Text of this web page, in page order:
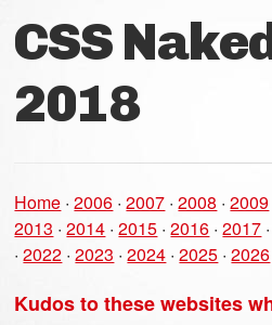
CSS
2018
Home ·2006 ·2007 ·2008 ·2009
2013 ·2014 ·2015 ·2016 ·2017
·2022 ·2023 ·2024 ·2025 ·2026
Kudos to these websites